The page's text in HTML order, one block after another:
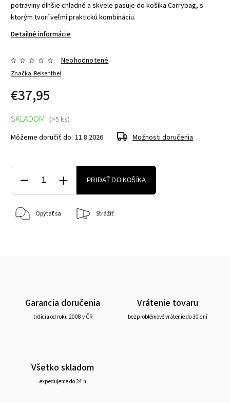
potraviny dlhšie chladné a skvele pasuje do košíka Carrybag, s
ktorým tvorí veľmi praktickú kombináciu.
Detailné informácie
Značka:Reisenthel
Neohodnotené
€37,95
SKLADOM (>5 ks)
Môžeme doručiť do: 11.8.2026 Možnosti doručenia
PRIDAŤ DO KOŠÍKA
Opýtať sa Strážiť
Garancia doručenia
trdícia od roku 2008 v ČR
Vrátenie tovaru
bezproblémové vrátenie do 30 dní
Všetko skladom
expedujeme do 24 h